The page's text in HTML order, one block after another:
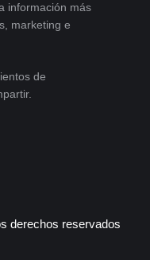
información más
marketing e
de
derechos reservados